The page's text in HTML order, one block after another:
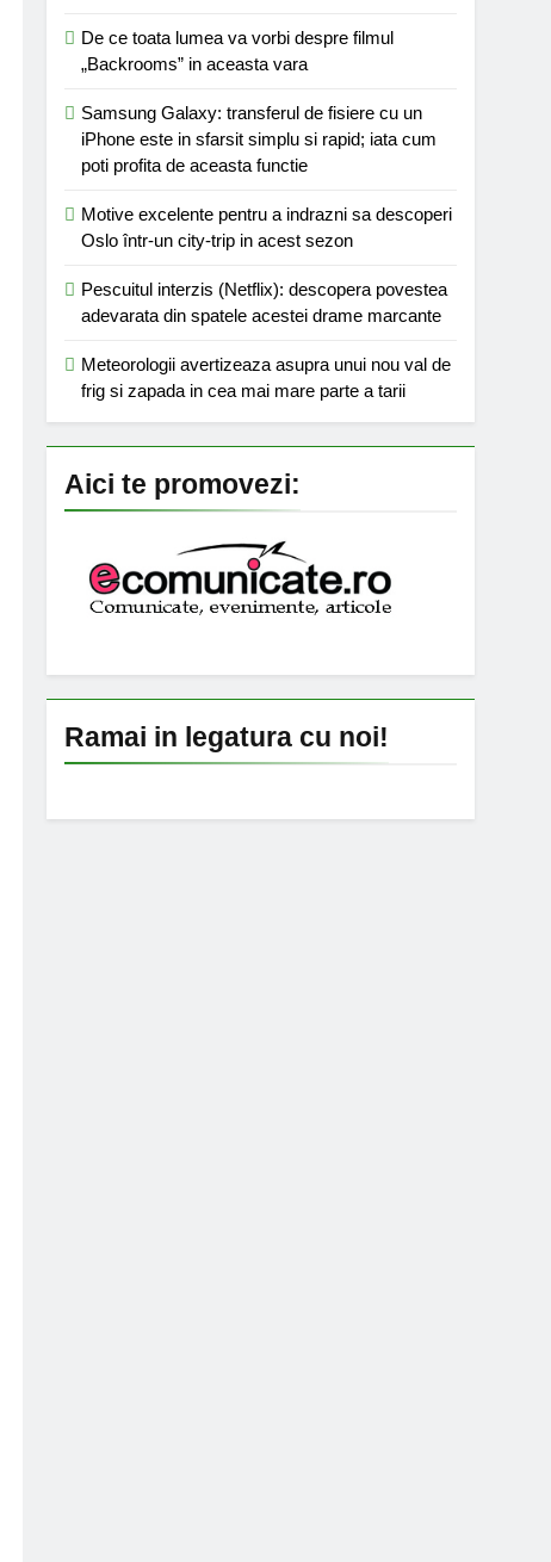
De ce toata lumea va vorbi despre filmul
„Backrooms” in aceasta vara
Samsung Galaxy: transferul de fisiere cu un
iPhone este in sfarsit simplu si rapid; iata cum
poti profita de aceasta functie
Motive excelente pentru a indrazni sa descoperi
Oslo într-un city-trip in acest sezon
Pescuitul interzis (Netflix): descopera povestea
adevarata din spatele acestei drame marcante
Meteorologii avertizeaza asupra unui nou val de
frig si zapada in cea mai mare parte a tarii
Aici te promovezi:
Ramai in legatura cu noi!